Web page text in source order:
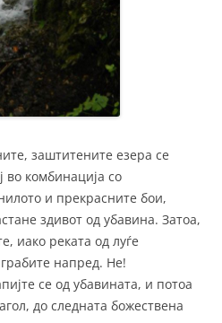
заштитените езера се
во комбинација со
и прекрасните бои,
здивот од убавина. Затоа,
иако реката од луѓе
напред. Не!
се од убавината, и потоа
до следната божествена